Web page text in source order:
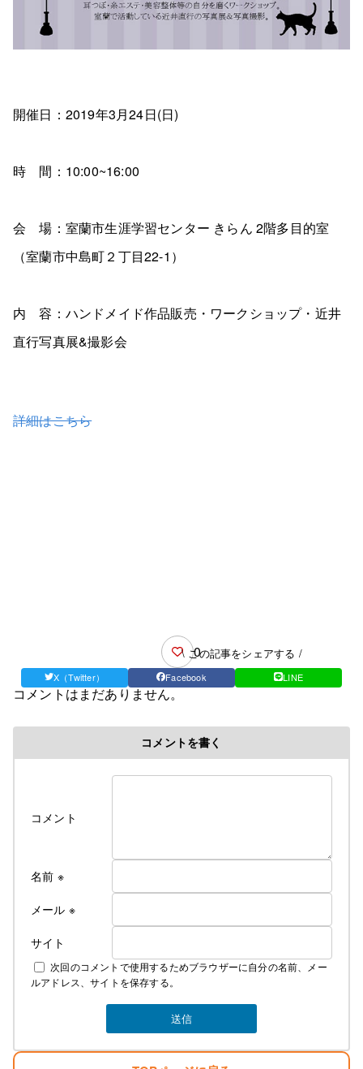
開催日：2019年3月24日(日)
時 間：10:00~16:00
会 場：室蘭市生涯学習センター きらん 2階多目的室
（室蘭市中島町２丁目22-1）
内 容：ハンドメイド作品販売・ワークショップ・近井
直行写真展&撮影会
詳細はこちら
0
\ この記事をシェアする /
X（Twitter） Facebook LINE
コメントはまだありません。
コメントを書く
コメント
名前 ※
メール ※
サイト
次回のコメントで使用するためブラウザーに自分の名前、メー
ルアドレス、サイトを保存する。